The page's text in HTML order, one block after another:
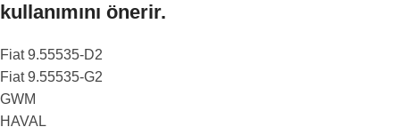
kullanımını önerir.
Fiat 9.55535-D2
Fiat 9.55535-G2
GWM
HAVAL